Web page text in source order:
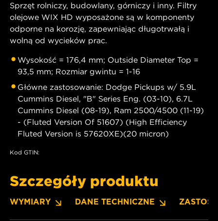
Sprzęt rolniczy, budowlany, górniczy i inny. Filtry
olejowe WIX HD wyposażone są w komponenty
odporne na korozję, zapewniając długotrwałą i
wolną od wycieków prac.
Wysokość = 176,4 mm; Outside Diameter Top =
93,5 mm; Rozmiar gwintu = 1-16
Główne zastosowanie: Dodge Pickups w/ 5.9L
Cummins Diesel, "B" Series Eng. (03-10), 6.7L
Cummins Diesel (08-19), Ram 2500/4500 (11-19)
- (Fluted Version Of 51607) (High Efficiency
Fluted Version is 57620XE)(20 micron)
Kod GTIN:
Szczegóły produktu
WYMIARY DANE TECHNICZNE